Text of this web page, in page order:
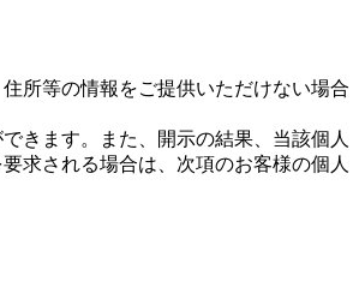
所等の情報をご提供いただけない場合
きます。また、開示の結果、当該個人
求される場合は、次項のお客様の個人